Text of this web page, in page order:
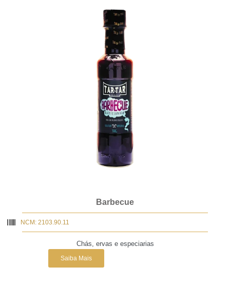
Barbecue
NCM: 2103.90.11
Chás, ervas e especiarias
Saiba Mais